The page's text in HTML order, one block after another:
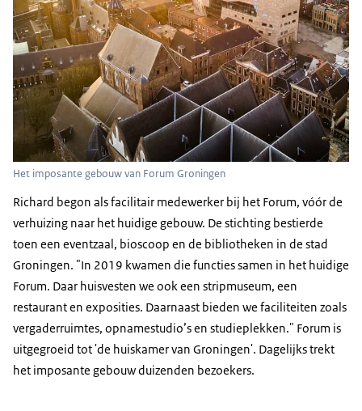
Het imposante gebouw van Forum Groningen
Richard begon als facilitair medewerker bij het Forum, vóór de
verhuizing naar het huidige gebouw. De stichting bestierde
toen een eventzaal, bioscoop en de bibliotheken in de stad
Groningen. "In 2019 kwamen die functies samen in het huidige
Forum. Daar huisvesten we ook een stripmuseum, een
restaurant en exposities. Daarnaast bieden we faciliteiten zoals
vergaderruimtes, opnamestudio’s en studieplekken." Forum is
uitgegroeid tot 'de huiskamer van Groningen'. Dagelijks trekt
het imposante gebouw duizenden bezoekers.